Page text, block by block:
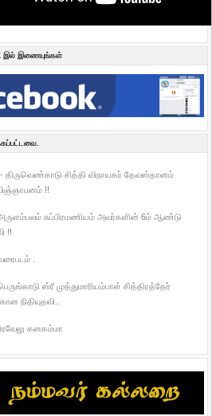
இல் இணையுங்கள்
சித்தி விநாயகர் தேவஸ்தானம்
!!
அருளம்பலம் சுப்பிரமணியம் அவர்களின் 6ம் ஆண்டு
!!
.
பெருங்காடு ஸ்ரீ முத்துமாரியம்பாள் சித்திரத்தேர்
நிதியுதவி..
கனகம்மா